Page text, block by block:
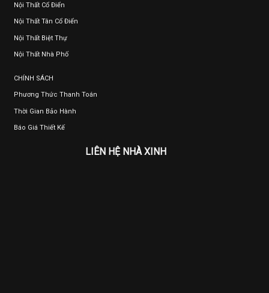
Nội Thất Cổ Điển
Nội Thất Tân Cổ Điển
Nội Thất Biệt Thự
Nội Thất Nhà Phố
CHÍNH SÁCH
Phương Thức Thanh Toán
Thời Gian Bảo Hành
Báo Giá Thiết Kế
LIÊN HỆ NHÀ XINH